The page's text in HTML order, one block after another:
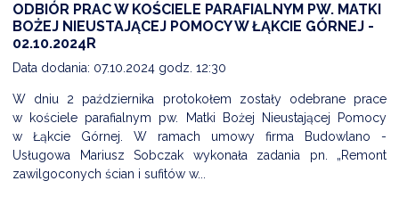
ODBIÓR PRAC W KOŚCIELE PARAFIALNYM PW. MATKI
BOŻEJ NIEUSTAJĄCEJ POMOCY W ŁĄKCIE GÓRNEJ -
02.10.2024R
Data dodania: 07.10.2024 godz. 12:30
W dniu 2 października protokołem zostały odebrane prace
w kościele parafialnym pw. Matki Bożej Nieustającej Pomocy
w Łąkcie Górnej. W ramach umowy firma Budowlano -
Usługowa Mariusz Sobczak wykonała zadania pn. „Remont
zawilgoconych ścian i sufitów w...